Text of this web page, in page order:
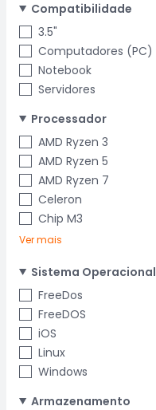
Compatibilidade
3.5"
Computadores (PC)
Notebook
Servidores
Processador
AMD Ryzen 3
AMD Ryzen 5
AMD Ryzen 7
Celeron
Chip M3
Ver mais
Sistema Operacional
FreeDos
FreeDOS
iOS
Linux
Windows
Armazenamento